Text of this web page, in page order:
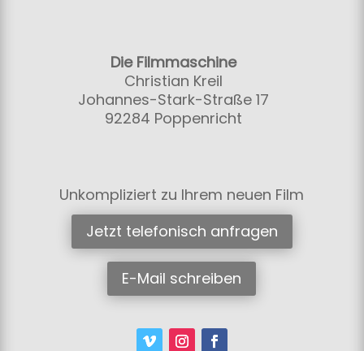
Die Filmmaschine
Christian Kreil
Johannes-Stark-Straße 17
92284 Poppenricht
Unkompliziert zu Ihrem neuen Film
Jetzt telefonisch anfragen
E-Mail schreiben